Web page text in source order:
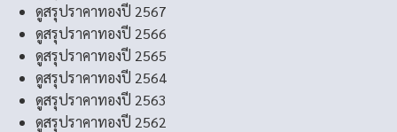
ดูสรุปราคาทองปี 2567
ดูสรุปราคาทองปี 2566
ดูสรุปราคาทองปี 2565
ดูสรุปราคาทองปี 2564
ดูสรุปราคาทองปี 2563
ดูสรุปราคาทองปี 2562